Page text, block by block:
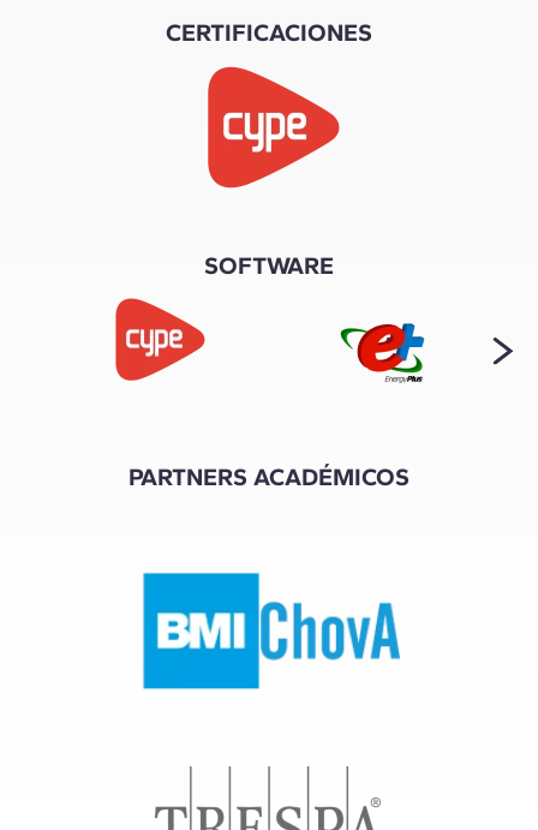
CERTIFICACIONES
SOFTWARE
PARTNERS ACADÉMICOS